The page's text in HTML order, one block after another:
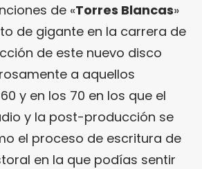
de «Torres Blancas»
de gigante en la carrera de
de este nuevo disco
a aquellos
y en los 70 en los que el
y la post-producción se
el proceso de escritura de
en la que podías sentir